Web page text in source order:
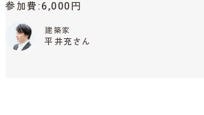
参加費 6,000円
建築家
平井充さん